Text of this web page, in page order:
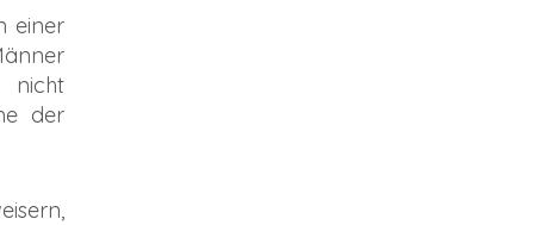
einer
nicht
der